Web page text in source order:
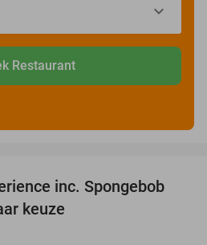
Restaurant
27%
inc. Spongebob
keuze